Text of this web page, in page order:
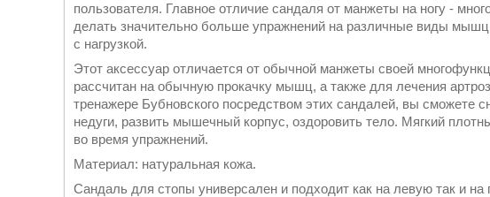
пользователя. Главное отличие сандаля от манжеты на ногу -
делать значительно больше упражнений на различные виды
с нагрузкой.
Этот аксессуар отличается от обычной манжеты своей
рассчитан на обычную прокачку мышц, а также для лечения
тренажере Бубновского посредством этих сандалей, вы сможете
недуги, развить мышечный корпус, оздоровить тело. Мягкий
во время упражнений.
Материал: натуральная кожа.
Сандаль для стопы универсален и подходит как на левую так и